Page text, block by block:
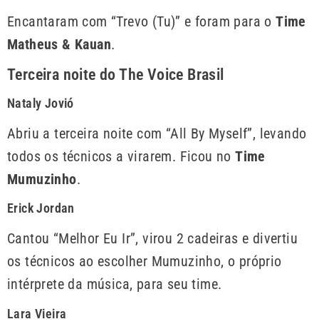
Encantaram com “Trevo (Tu)” e foram para oTime
Matheus & Kauan.
Terceira noite do The Voice Brasil
Nataly Jovió
Abriu a terceira noite com “All By Myself”, levando
todos os técnicos a virarem. Ficou noTime
Mumuzinho.
Erick Jordan
Cantou “Melhor Eu Ir”, virou 2 cadeiras e divertiu
os técnicos ao escolher Mumuzinho, o próprio
intérprete da música, para seu time.
Lara Vieira